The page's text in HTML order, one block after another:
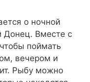
о ночной
Донец. Вместе с
поймать
вечером и
Рыбу можно